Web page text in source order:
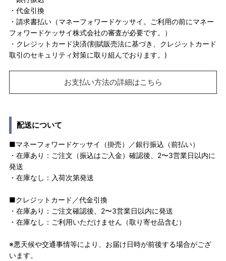
・代金引換
・請求書払い（マネーフォワードケッサイ。ご利用の前にマネー
フォワードケッサイ株式会社の審査が必要です。）
・クレジットカード決済(割賦販売法に基づき、クレジットカード
取引のセキュリティ対策に取り組んでおります。)
お支払い方法の詳細はこちら
配送について
■マネーフォワードケッサイ（掛売）／銀行振込（前払い）
・在庫あり：ご注文（振込はご入金）確認後、2〜3営業日以内に
発送
・在庫なし：入荷次第発送
■クレジットカード／代金引換
・在庫あり：ご注文確認後、2〜3営業日以内に発送
・在庫なし：ご利用いただけません（取り寄せ品含む）
※悪天候や交通事情等により、お届け日時が前後する場合がござ
います。